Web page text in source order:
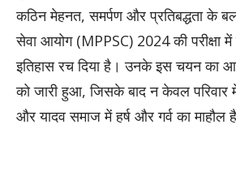
कठिन मेहनत, समर्पण और प्रतिबद्धता के
सेवा आयोग (MPPSC) 2024 की परीक्षा में
इतिहास रच दिया है। उनके इस चयन का
को जारी हुआ, जिसके बाद न केवल परिवार
और यादव समाज में हर्ष और गर्व का माहौल